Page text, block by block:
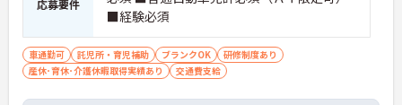
応募要件
■経験必須
車通勤可 託児所・育児補助 ブランクOK
研修制度あり
産休･育休･介護休暇取得実績あり
交通費支給